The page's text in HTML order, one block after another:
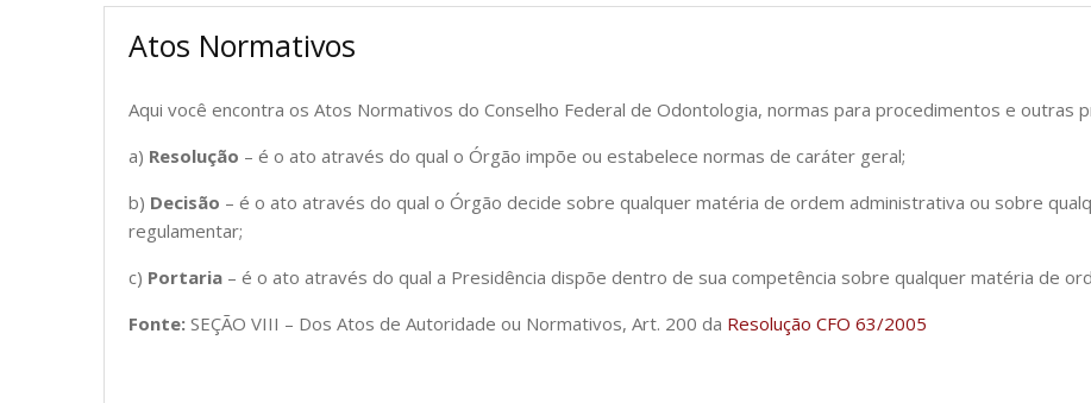
Atos Normativos
Aqui você encontra os Atos Normativos do Conselho Federal de Odontologia, normas para procedimentos e outras
a) Resolução – é o ato através do qual o Órgão impõe ou estabelece normas de caráter geral;
b) Decisão – é o ato através do qual o Órgão decide sobre qualquer matéria de ordem administrativa ou sobre
regulamentar;
c) Portaria – é o ato através do qual a Presidência dispõe dentro de sua competência sobre qualquer matéria de
Fonte: SEÇÃO VIII – Dos Atos de Autoridade ou Normativos, Art. 200 da Resolução CFO 63/2005